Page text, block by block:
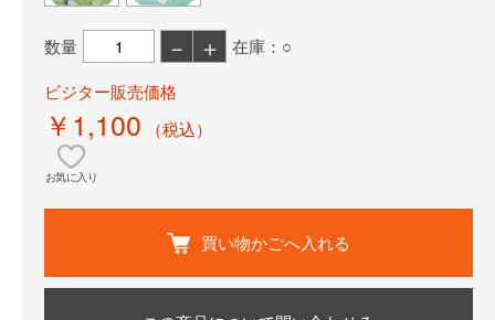
数量 － ＋
在庫：○
ビジター販売価格
￥1,100 （税込）
お気に入り
買い物かごへ入れる